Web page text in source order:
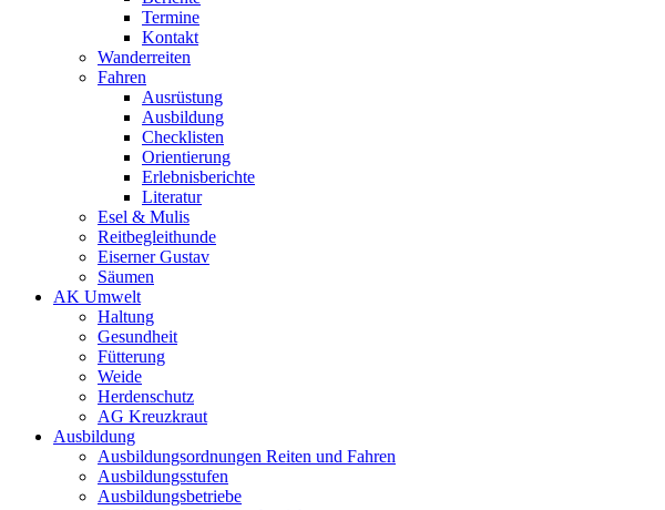
Termine
Kontakt
Wanderreiten
Fahren
Ausrüstung
Ausbildung
Checklisten
Orientierung
Erlebnisberichte
Literatur
Esel & Mulis
Reitbegleithunde
Eiserner Gustav
Säumen
AK Umwelt
Haltung
Gesundheit
Fütterung
Weide
Herdenschutz
AG Kreuzkraut
Ausbildung
Ausbildungsordnungen Reiten und Fahren
Ausbildungsstufen
Ausbildungsbetriebe